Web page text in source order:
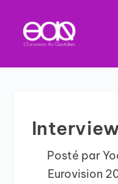
Posté par
Eurovision